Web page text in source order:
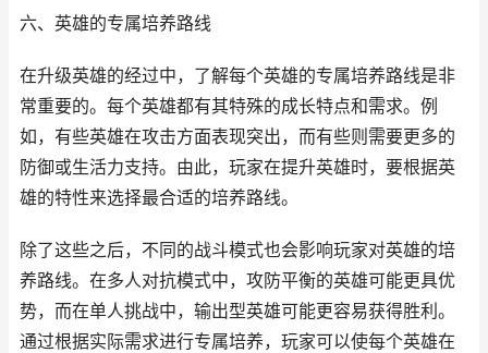
六、英雄的专属培养路线
在升级英雄的经过中，了解每个英雄的专属培养路线是非
常重要的。每个英雄都有其特殊的成长特点和需求。例
如，有些英雄在攻击方面表现突出，而有些则需要更多的
防御或生活力支持。由此，玩家在提升英雄时，要根据英
雄的特性来选择最合适的培养路线。
除了这些之后，不同的战斗模式也会影响玩家对英雄的培
养路线。在多人对抗模式中，攻防平衡的英雄可能更具优
势，而在单人挑战中，输出型英雄可能更容易获得胜利。
通过根据实际需求进行专属培养，玩家可以使每个英雄在